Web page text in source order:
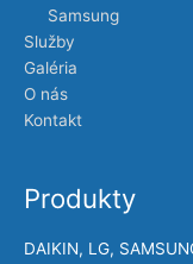
Samsung
Služby
Galéria
O nás
Kontakt
Produkty
DAIKIN, LG,